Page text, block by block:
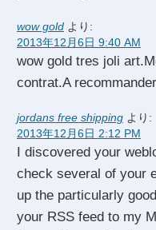
wow gold より:
2013年12月6日 9:40 AM
wow gold tres joli
contrat.A
jordans free shipping より:
2013年12月6日 2:12 PM
I discovered your
check several of your
up the particularly
your RSS feed to my